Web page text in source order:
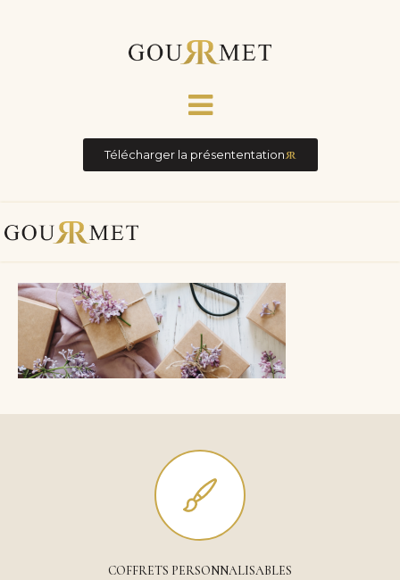
Télécharger la présententation
COFFRETS PERSONNALISABLES